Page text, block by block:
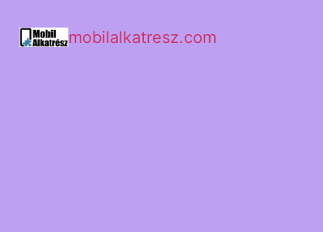
mobilalkatresz.com